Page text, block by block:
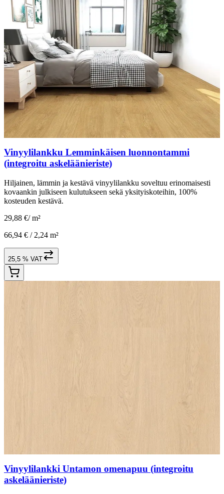
Vinyylilankku Lemminkäisen luonnontammi
(integroitu askeläänieriste)
Hiljainen, lämmin ja kestävä vinyylilankku soveltuu erinomaisesti
kovaankin julkiseen kulutukseen sekä yksityiskoteihin, 100%
kosteuden kestävä.
29,88 €/ m²
66,94 € / 2,24 m²
25,5 % VAT
Vinyylilankki Untamon omenapuu (integroitu
askeläänieriste)